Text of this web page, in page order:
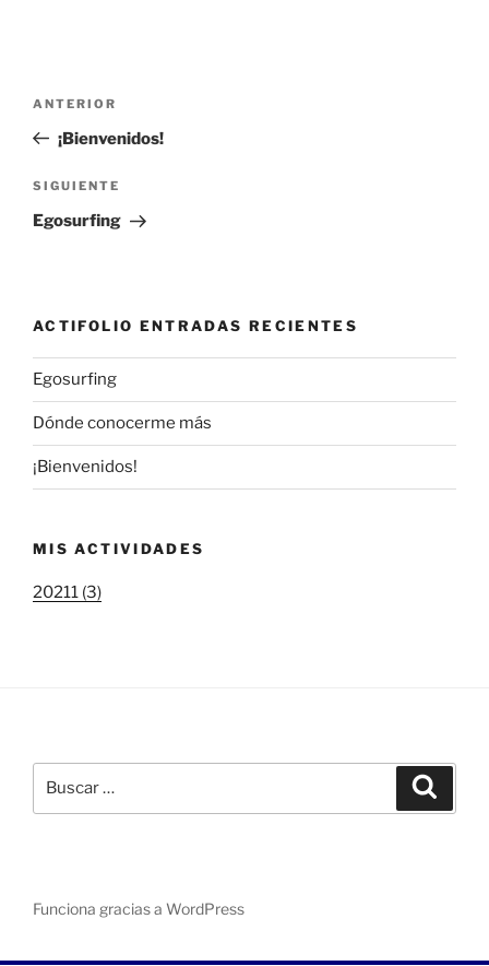
entradas
Entrada
anterior:
ANTERIOR
¡Bienvenidos!
Siguiente
entrada
SIGUIENTE
Egosurfing
ACTIFOLIO ENTRADAS RECIENTES
Egosurfing
Dónde conocerme más
¡Bienvenidos!
MIS ACTIVIDADES
20211 (3)
por:
Funciona gracias a WordPress